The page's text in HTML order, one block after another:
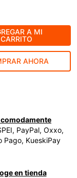
A MI
CARRITO
AHORA
comodamente
PayPal, Oxxo,
Pago, KueskiPay
en tienda